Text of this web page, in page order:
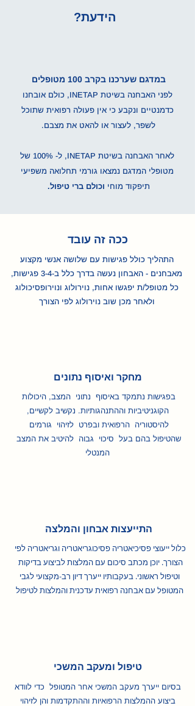
הידעת?
במדגם שערכנו בקרב 100 מטופלים
לפני האבחנה בשיטת INETAP, כולם אובחנו
כדמנטיים ונקבע כי אין פעולה רפואית שתוכל
לשפר, לעצור או להאט את מצבם.
לאחר האבחנה בשיטת INETAP, ל- 100% של
מטופלי המדגם נמצאו גורמי תחלואה משפיעי
תיפקוד מוחי וכולם ברי טיפול.
ככה זה עובד
התהליך כולל פגישות עם שלושה אנשי מקצוע
מאבחנים - האבחון נעשה בדרך כלל ב-3-4 פגישות,
כל מטופל/ת יפגשו אחות, נוירולוג ונוירופסיכולוג
ולאחר מכן שוב נוירולוג לפי הצורך
מחקר ואיסוף נתונים
בפגישות נתמקד באיסוף נתוני המצב, היכולות
הקוגניטיביות וההתנהגותיות. נקשיב לקשיים,
להיסטוריה הרפואית ובפרט לזיהוי גורמים
שהטיפול בהם בעל סיכוי גבוה להיטיב את המצב
המנטלי
התייעצות אבחון והמלצה
כלול ייעוצי פסיכיאטריה פסיכוגריאטריה וגריאטריה לפי
הצורך. יוכן מכתב סיכום עם המלצות לביצוע בדיקות
וטיפול ראשוני. בעקבותיו ייערך דיון רב-מקצועי לגבי
המטופל עם אבחנה רפואית עדכנית והמלצות לטיפול
טיפול ומעקב המשכי
בסיום ייערך מעקב המשכי אחר המטופל כדי לוודא
ביצוע ההמלצות הרפואיות וההתקדמות והן לזיהוי